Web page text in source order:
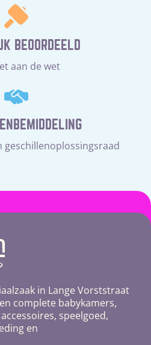
BEOORDEELD
aan de wet
geschillenoplossingsraad
in Lange Vorststraat
complete babykamers,
speelgoed,
en